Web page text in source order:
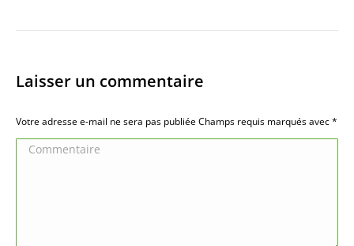
Laisser un commentaire
Votre adresse e-mail ne sera pas publiée Champs requis marqués avec*
Commentaire